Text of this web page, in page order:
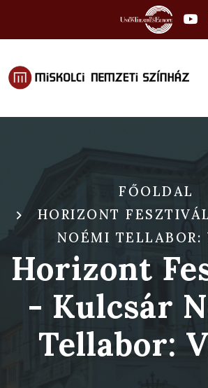
FŐOLDAL
HORIZONT
NOÉMI TELLABOR:
Horizont
- Kulcsár
Tellabor: